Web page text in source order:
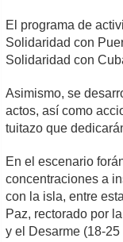
El programa de
Solidaridad con
Solidaridad con
Asimismo, se
actos, así como
tuitazo que
En el escenario
concentraciones a
con la isla, entre
Paz, rectorado por
y el Desarme (18-